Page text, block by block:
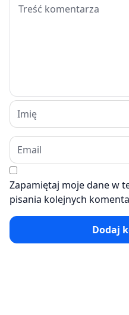
Zapamiętaj moje dane w
pisania kolejnych
Dodaj